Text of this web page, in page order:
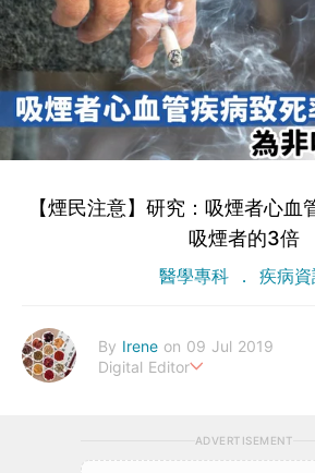
【煙民注意】研究：吸煙者心血
吸煙者的3倍
醫學專科 疾病
By Irene on 09 Jul 2019
Digital Editor
ADVERTISEMENT